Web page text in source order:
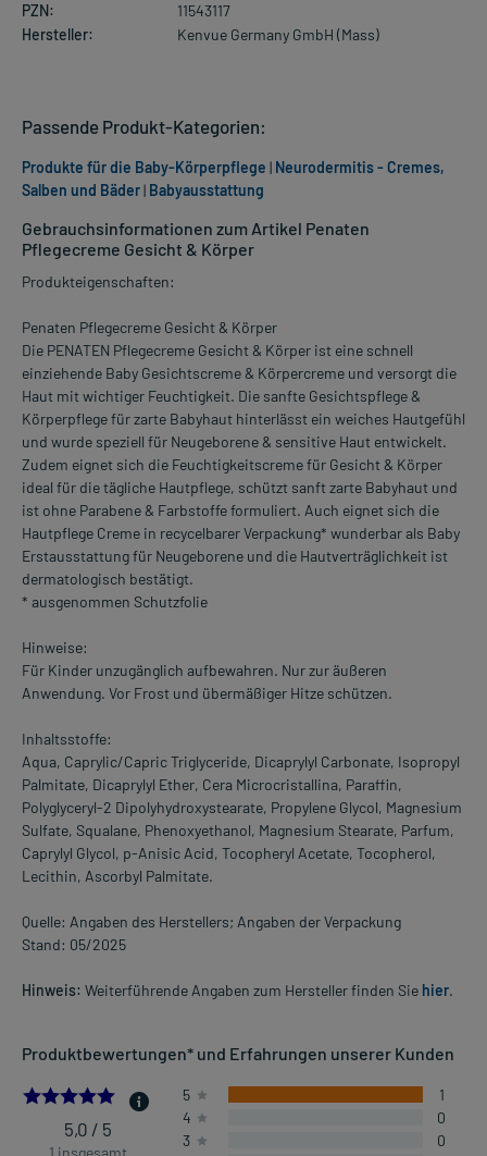
PZN:
11543117
Hersteller:
Kenvue Germany GmbH (Mass)
Gebrauchsinformationen zum Artikel Penaten
Pflegecreme Gesicht & Körper
Produkteigenschaften:
Penaten Pflegecreme Gesicht & Körper
Die PENATEN Pflegecreme Gesicht & Körper ist eine schnell
einziehende Baby Gesichtscreme & Körpercreme und versorgt die
Haut mit wichtiger Feuchtigkeit. Die sanfte Gesichtspflege &
Körperpflege für zarte Babyhaut hinterlässt ein weiches Hautgefühl
und wurde speziell für Neugeborene & sensitive Haut entwickelt.
Zudem eignet sich die Feuchtigkeitscreme für Gesicht & Körper
ideal für die tägliche Hautpflege, schützt sanft zarte Babyhaut und
ist ohne Parabene & Farbstoffe formuliert. Auch eignet sich die
Hautpflege Creme in recycelbarer Verpackung* wunderbar als Baby
Erstausstattung für Neugeborene und die Hautverträglichkeit ist
dermatologisch bestätigt.
* ausgenommen Schutzfolie
Hinweise:
Für Kinder unzugänglich aufbewahren. Nur zur äußeren
Anwendung. Vor Frost und übermäßiger Hitze schützen.
Inhaltsstoffe:
Aqua, Caprylic/Capric Triglyceride, Dicaprylyl Carbonate, Isopropyl
Palmitate, Dicaprylyl Ether, Cera Microcristallina, Paraffin,
Polyglyceryl-2 Dipolyhydroxystearate, Propylene Glycol, Magnesium
Sulfate, Squalane, Phenoxyethanol, Magnesium Stearate, Parfum,
Caprylyl Glycol, p-Anisic Acid, Tocopheryl Acetate, Tocopherol,
Lecithin, Ascorbyl Palmitate.
Quelle: Angaben des Herstellers; Angaben der Verpackung
Stand: 05/2025
Hinweis: Weiterführende Angaben zum Hersteller finden Sie hier.
Produktbewertungen* und Erfahrungen unserer Kunden
5.0
5,0 / 5
5
1
4
0
3
0
Passende Produkt-Kategorien:
Produkte für die Baby-Körperpflege | Neurodermitis - Cremes,
Salben und Bäder| Babyausstattung